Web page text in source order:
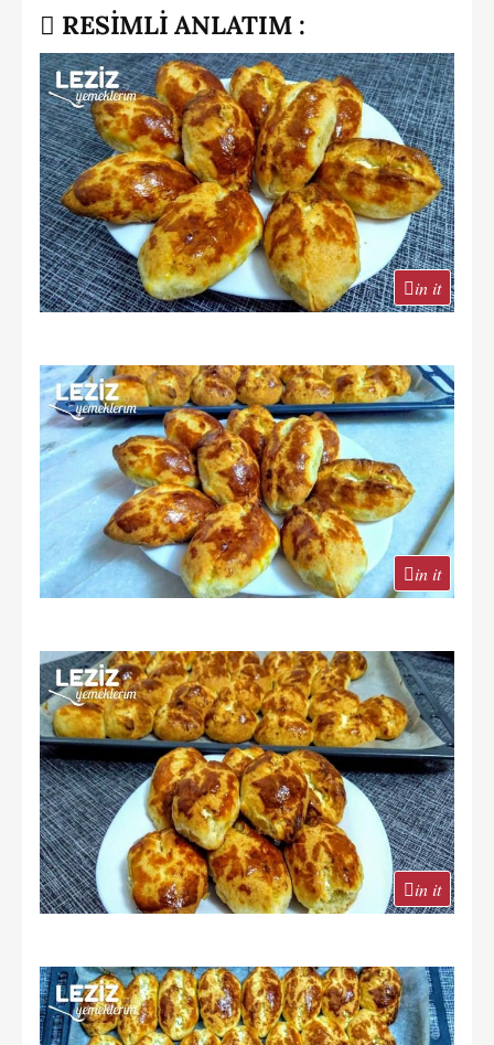
RESİMLİ ANLATIM :
in it
in it
in it